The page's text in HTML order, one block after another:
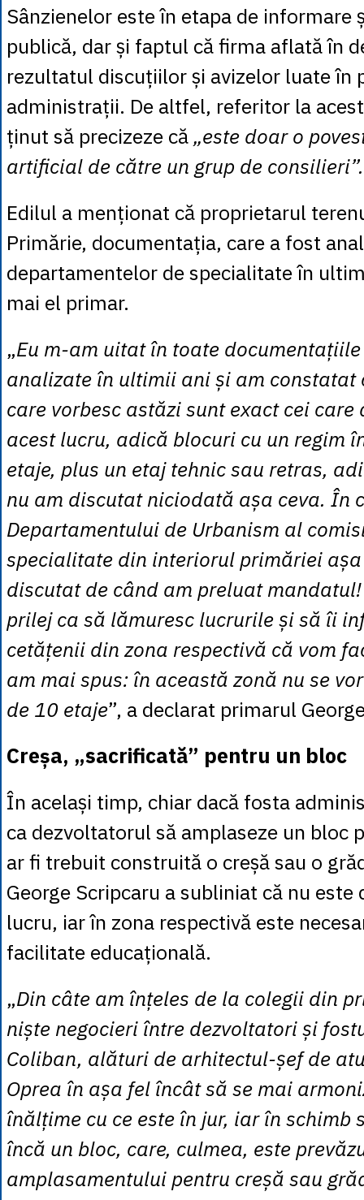
Sânzienelor este în etapa de informare
publică, dar și faptul că firma aflată în
rezultatul discuțiilor și avizelor luate în
administrații. De altfel, referitor la
ținut să precizeze că„este doar o
artificial de către un grup de consilieri”.
Edilul a menționat că proprietarul
Primărie, documentația, care a fost
departamentelor de specialitate în
mai el primar.
„Eu m-am uitat în toate
analizate în ultimii ani și am constatat
care vorbesc astăzi sunt exact cei care
acest lucru, adică blocuri cu un regim
etaje, plus un etaj tehnic sau retras,
nu am discutat niciodată așa ceva. În
Departamentului de Urbanism al
specialitate din interiorul primăriei
discutat de când am preluat
prilej ca să lămuresc lucrurile și să îi
cetățenii din zona respectivă că vom
am mai spus: în această zonă nu se
de 10 etaje”, a declarat primarul
Creșa, „sacrificată” pentru un bloc
În același timp, chiar dacă fosta
ca dezvoltatorul să amplaseze un bloc
ar fi trebuit construită o creșă sau o
George Scripcaru a subliniat că nu este
lucru, iar în zona respectivă este
facilitate educațională.
„Din câte am înțeles de la colegii din
niște negocieri între dezvoltatori și
Coliban, alături de arhitectul-șef de
Oprea în așa fel încât să se mai
înălțime cu ce este în jur, iar în schimb
încă un bloc, care, culmea, este
amplasamentului pentru creșă sau